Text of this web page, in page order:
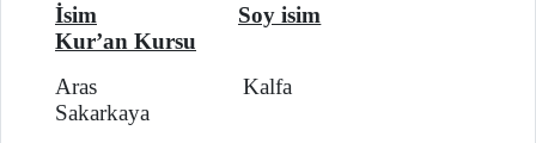
İsim
Soy isim
Kur’an Kursu
Aras Kalfa
Sakarkaya